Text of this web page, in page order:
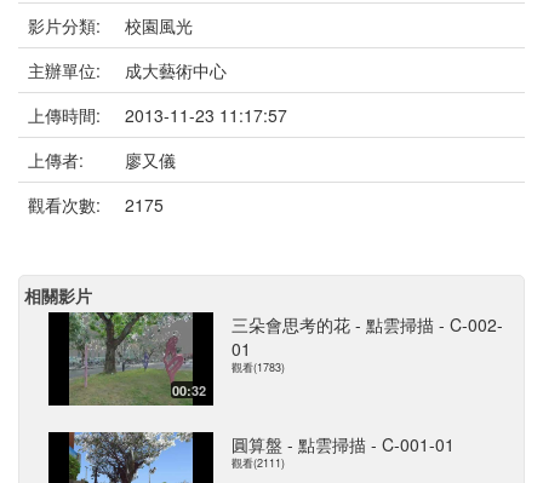
影片分類:
校園風光
主辦單位:
成大藝術中心
上傳時間:
2013-11-23 11:17:57
上傳者:
廖又儀
觀看次數:
2175
相關影片
00:32
三朵會思考的花 - 點雲掃描 - C-002-
01
觀看(1783)
圓算盤 - 點雲掃描 - C-001-01
觀看(2111)